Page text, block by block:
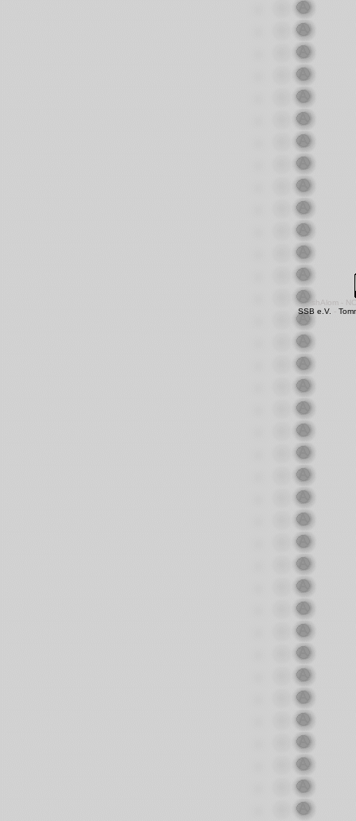
shAlom -
SSB e.V. -